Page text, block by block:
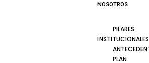
NOSOTROS
PILARES
INSTITUCIONALES
PLAN